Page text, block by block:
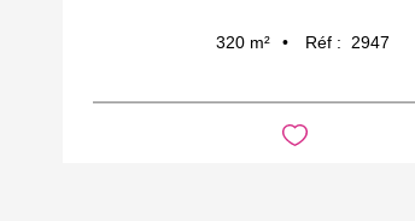
320 m² Réf : 2947